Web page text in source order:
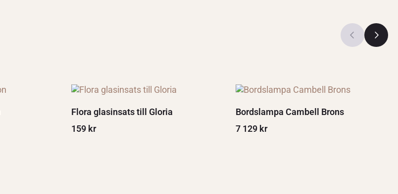
Flora glasinsats till Gloria
159 kr
Bordslampa Cambell Brons
7 129 kr